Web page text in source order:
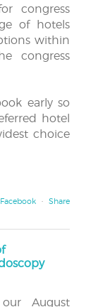
congress
of hotels
within
congress
early so
hotel
choice
· Share
August